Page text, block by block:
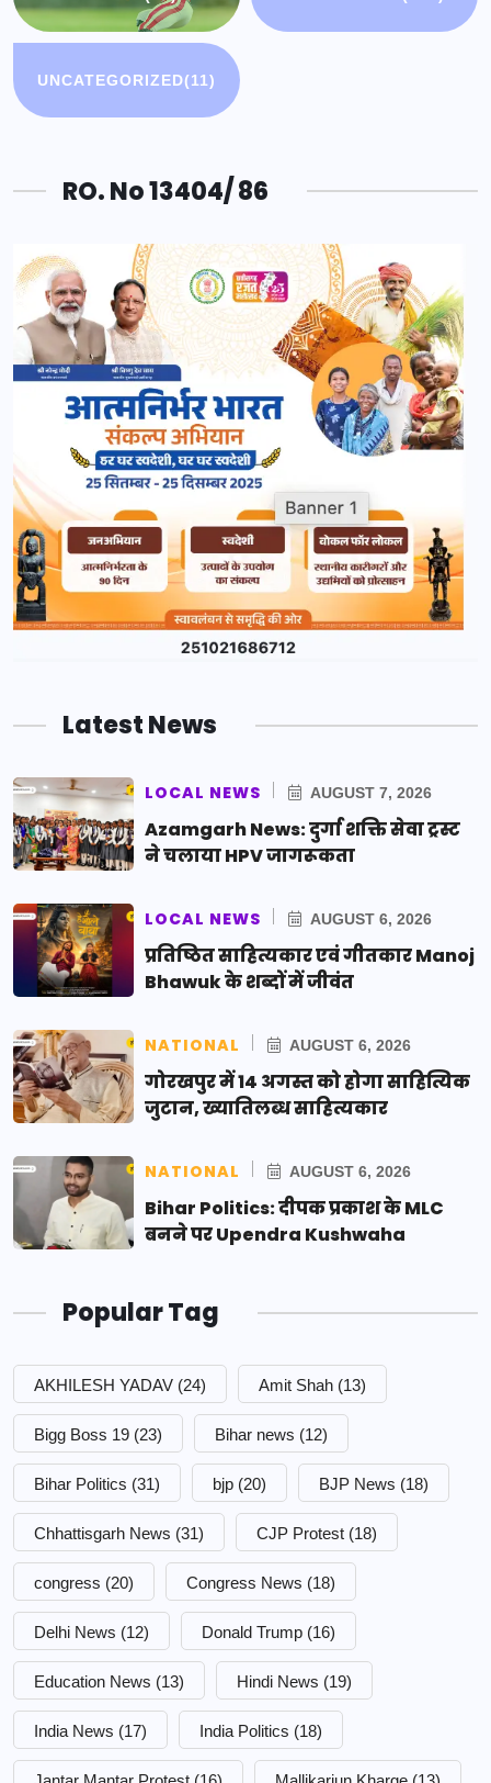
UNCATEGORIZED(11)
RO. No 13404/ 86
Latest News
LOCAL NEWS AUGUST 7, 2026
Azamgarh News: दुर्गा शक्ति सेवा ट्रस्ट
ने चलाया HPV जागरूकता
LOCAL NEWS AUGUST 6, 2026
प्रतिष्ठित साहित्यकार एवं गीतकार Manoj
Bhawuk के शब्दों में जीवंत
NATIONAL AUGUST 6, 2026
गोरखपुर में 14 अगस्त को होगा साहित्यिक
जुटान, ख्यातिलब्ध साहित्यकार
NATIONAL AUGUST 6, 2026
Bihar Politics: दीपक प्रकाश के MLC
बनने पर Upendra Kushwaha
Popular Tag
AKHILESH YADAV (24) Amit Shah (13)
Bigg Boss 19 (23) Bihar news (12)
Bihar Politics (31) bjp (20) BJP News (18)
Chhattisgarh News (31) CJP Protest (18)
congress (20) Congress News (18)
Delhi News (12) Donald Trump (16)
Education News (13) Hindi News (19)
India News (17) India Politics (18)